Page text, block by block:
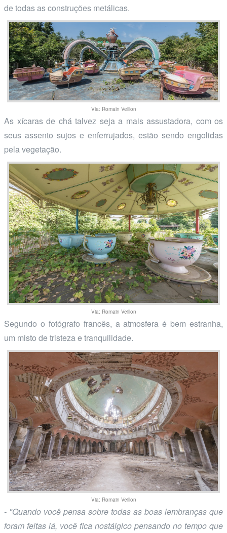
de todas as construções metálicas.
Via: Romain Veillon
As xícaras de chá talvez seja a mais assustadora, com os
seus assento sujos e enferrujados, estão sendo engolidas
pela vegetação.
Via: Romain Veillon
Segundo o fotógrafo francês, a atmosfera é bem estranha,
um misto de tristeza e tranquilidade.
Via: Romain Veillon
- "Quando você pensa sobre todas as boas lembranças que
foram feitas lá, você fica nostálgico pensando no tempo que